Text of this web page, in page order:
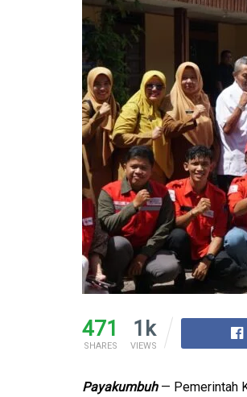
471
SHARES
1k
VIEWS
Payakumbuh— Pemerintah